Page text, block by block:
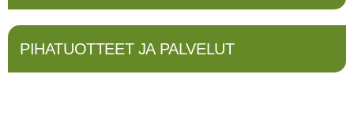
PIHATUOTTEET JA PALVELUT